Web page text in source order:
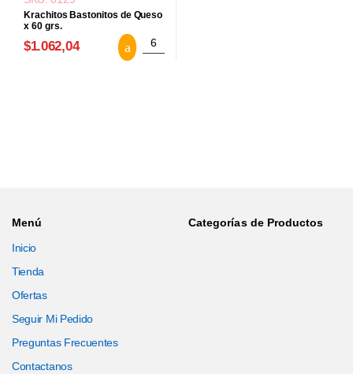
Krachitos Bastonitos de Queso
x 60 grs.
$1.062,04 Krachitos Bastonitos de Queso x 60
Menú
Inicio
Tienda
Ofertas
Seguir Mi Pedido
Preguntas Frecuentes
Contactanos
Categorías de Productos